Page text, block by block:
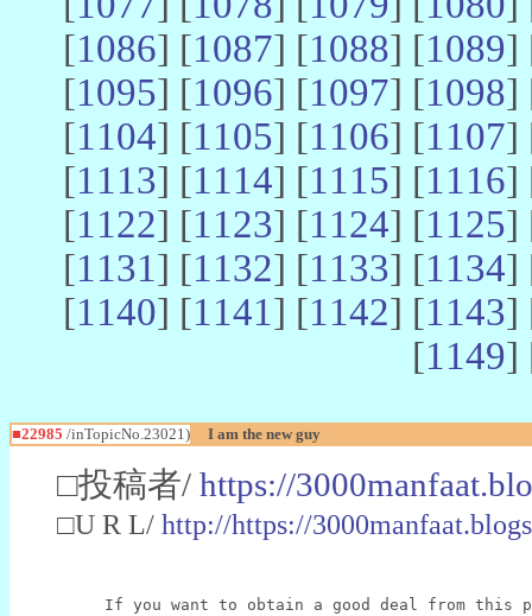
[1086] [1087] [1088] [1089]
[1095] [1096] [1097] [1098]
[1104] [1105] [1106] [1107]
[1113] [1114] [1115] [1116]
[1122] [1123] [1124] [1125]
[1131] [1132] [1133] [1134]
[1140] [1141] [1142] [1143]
[1149]
■22985 /inTopicNo.23021) I am the new guy
□投稿者/ https://
□U R L/ http://https://
If you want to obtain a good deal from this